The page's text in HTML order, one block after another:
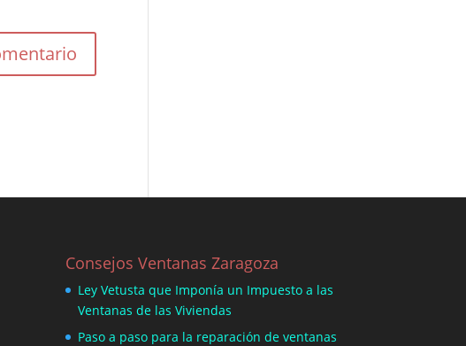
Consejos Ventanas Zaragoza
Ley Vetusta que Imponía un Impuesto a las
Ventanas de las Viviendas
Paso a paso para la reparación de ventanas